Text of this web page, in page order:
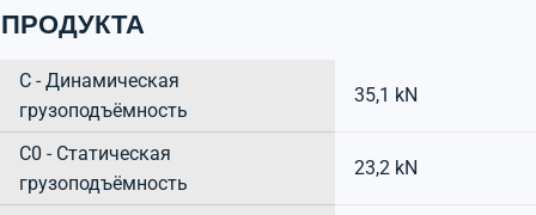
ПРОДУКТА
C - Динамическая
грузоподъёмность
35,1 kN
C0 - Статическая
грузоподъёмность
23,2 kN